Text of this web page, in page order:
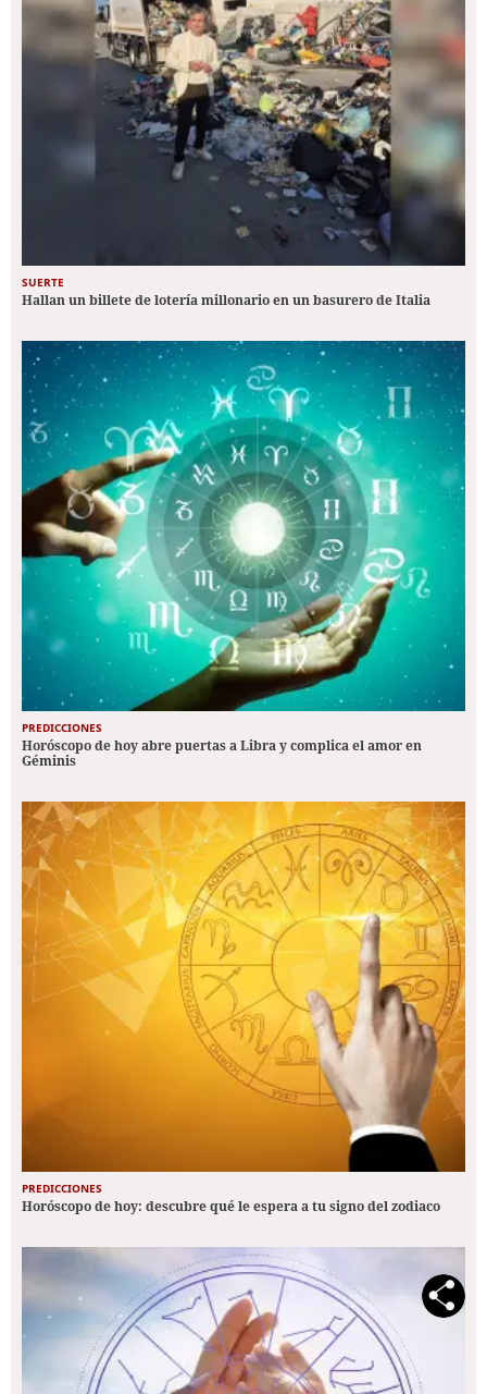
SUERTE
Hallan un billete de lotería millonario en un basurero de Italia
PREDICCIONES
Horóscopo de hoy abre puertas a Libra y complica el amor en
Géminis
PREDICCIONES
Horóscopo de hoy: descubre qué le espera a tu signo del zodiaco